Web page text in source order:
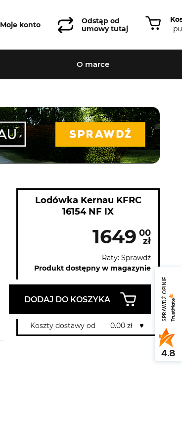
Moje konto
Odstąp od
umowy tutaj
O marce
Lodówka Kernau KFRC
16154 NF IX
1649 00
zł
Raty: Sprawdź
Produkt dostępny w magazynie
DODAJ DO KOSZYKA
Koszty dostawy od 0.00 zł
SPRAWDŹ OPINIE
4.8